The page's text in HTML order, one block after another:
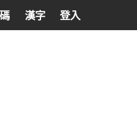
漢字 登入